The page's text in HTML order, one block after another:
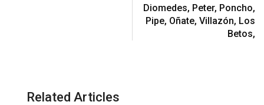
Diomedes, Peter, Poncho,
Pipe, Oñate, Villazón, Los
Betos,
Related Articles